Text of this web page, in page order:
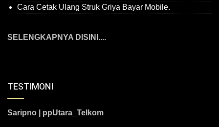
Cara Cetak Ulang Struk Griya Bayar Mobile.
SELENGKAPNYA DISINI....
TESTIMONI
Saripno | ppUtara_Telkom